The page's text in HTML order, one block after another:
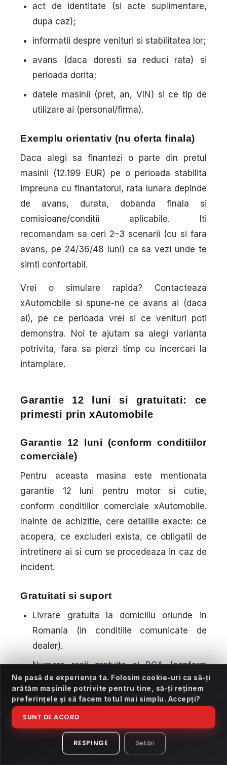
act de identitate (si acte suplimentare,
dupa caz);
informatii despre venituri si stabilitatea lor;
avans (daca doresti sa reduci rata) si
perioada dorita;
datele masinii (pret, an, VIN) si ce tip de
utilizare ai (personal/firma).
Exemplu orientativ (nu oferta finala)
Daca alegi sa finantezi o parte din pretul
masinii (12.199 EUR) pe o perioada stabilita
impreuna cu finantatorul, rata lunara depinde
de avans, durata, dobanda finala si
comisioane/conditii aplicabile. Iti
recomandam sa ceri 2–3 scenarii (cu si fara
avans, pe 24/36/48 luni) ca sa vezi unde te
simti confortabil.
Vrei o simulare rapida? Contacteaza
xAutomobile si spune-ne ce avans ai (daca
ai), pe ce perioada vrei si ce venituri poti
demonstra. Noi te ajutam sa alegi varianta
potrivita, fara sa pierzi timp cu incercari la
intamplare.
Garantie 12 luni si gratuitati: ce
primesti prin xAutomobile
Garantie 12 luni (conform conditiilor
comerciale)
Pentru aceasta masina este mentionata
garantie 12 luni pentru motor si cutie,
conform conditiilor comerciale xAutomobile.
Inainte de achizitie, cere detaliile exacte: ce
acopera, ce excluderi exista, ce obligatii de
intretinere ai si cum se procedeaza in caz de
incident.
Gratuitati si suport
Livrare gratuita la domiciliu oriunde in
Romania (in conditiile comunicate de
dealer).
Numere rosiigratuite siRCA(conform
ofertei si termenilor comunicati).
Asistenta la inmatriculare si suport pentru
documente.
Programare RAR(suport/procedura in
functie de situatie).
Ne pasă de experiența ta. Folosim cookie-uri ca să-ți
arătăm mașinile potrivite pentru tine, să-ți reținem
preferințele și să facem totul mai simplu. Accepți?
SUNT DE ACORD
RESPINGE Setări